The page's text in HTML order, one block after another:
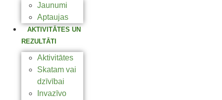
Jaunumi
Aptaujas
AKTIVITĀTES UN
REZULTĀTI
Aktivitātes
Skatam vai
dzīvībai
Invazīvo